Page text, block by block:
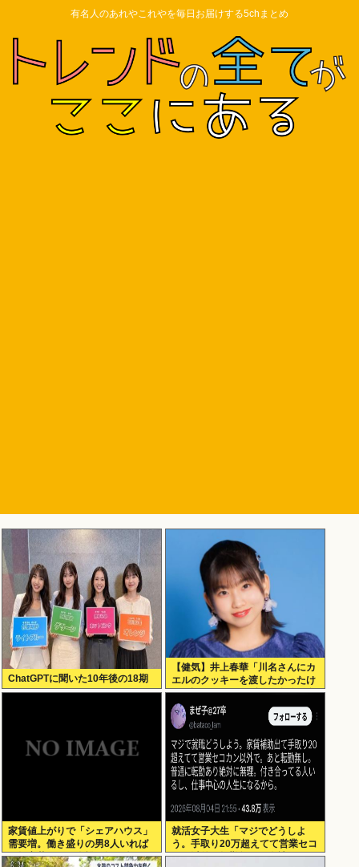
有名人のあれやこれやを毎日お届けする5chまとめ
ChatGPTに聞いた10年後の18期
【健気】井上春華「川名さんにカ
エルのクッキーを渡したかったけ
ど、話しかけられず結局自分で食
べた」
家賃値上がりで「シェアハウス」
需要増。働き盛りの男8人いれば
一軒家暮らしも余裕で毎日楽しい
就活女子大生「マジでどうしよ
う。手取り20万超えてて営業セコ
カン以外で転勤無しの会社ない」